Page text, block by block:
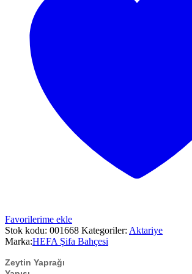
Favorilerime ekle
Stok kodu: 001668 Kategoriler: Aktariye
Marka:HEFA Şifa Bahçesi
Zeytin Yaprağı